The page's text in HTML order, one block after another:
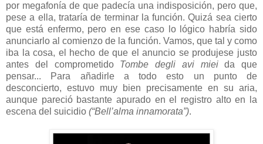
por megafonía de que padecía una indisposición, pero que,
pese a ella, trataría de terminar la función. Quizá sea cierto
que está enfermo, pero en ese caso lo lógico habría sido
anunciarlo al comienzo de la función. Vamos, que tal y como
iba la cosa, el hecho de que el anuncio se produjese justo
antes del comprometido Tombe degli avi mieida que
pensar... Para añadirle a todo esto un punto de
desconcierto, estuvo muy bien precisamente en su aria,
aunque pareció bastante apurado en el registro alto en la
escena del suicidio (“Bell’alma innamorata”).